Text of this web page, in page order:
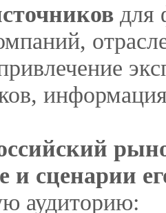
для
и сценарии
аудиторию: